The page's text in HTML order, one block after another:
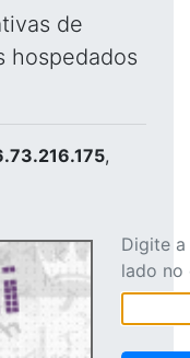
de
hospedados
,
Digite
lado no